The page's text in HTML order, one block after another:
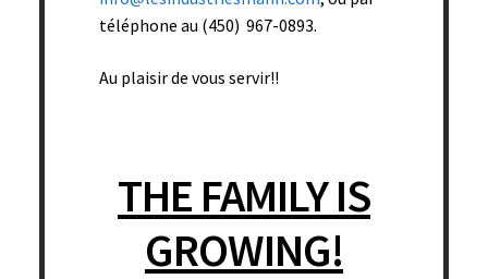
téléphone au (450) 967-0893.
Au plaisir de vous servir!!
THE FAMILY IS
GROWING!